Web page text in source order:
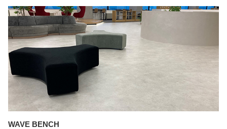
WAVE BENCH